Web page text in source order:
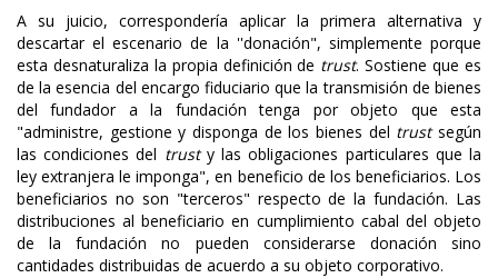
A su juicio, correspondería aplicar la primera alternativa y
descartar el escenario de la ''donación", simplemente porque
esta desnaturaliza la propia definición de trust. Sostiene que es
de la esencia del encargo fiduciario que la transmisión de bienes
del fundador a la fundación tenga por objeto que esta
"administre, gestione y disponga de los bienes del trustsegún
las condiciones del trusty las obligaciones particulares que la
ley extranjera le imponga", en beneficio de los beneficiarios. Los
beneficiarios no son "terceros" respecto de la fundación. Las
distribuciones al beneficiario en cumplimiento cabal del objeto
de la fundación no pueden considerarse donación sino
cantidades distribuidas de acuerdo a su objeto corporativo.